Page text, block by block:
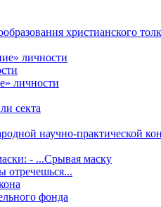
христианского
личности
личности
секта
научно-практической
- ...Срывая маску
отречешься...
фонда